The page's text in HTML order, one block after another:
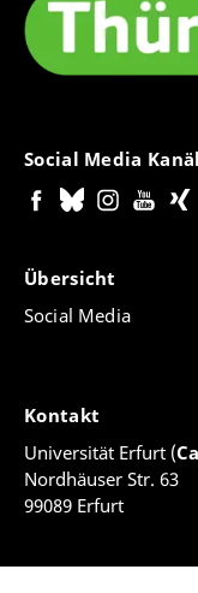
Saale-Kyffhäuser
Publikationen:
o Bose &
o Kurtenbach
sprechen!“
o jährliche
pädagogischen
der
o Transfer der
o Evaluierung
o Entwicklung
Social Media
Übersicht
Social Media
Kontakt
Universität Erfurt (
Nordhäuser Str. 63
99089 Erfurt